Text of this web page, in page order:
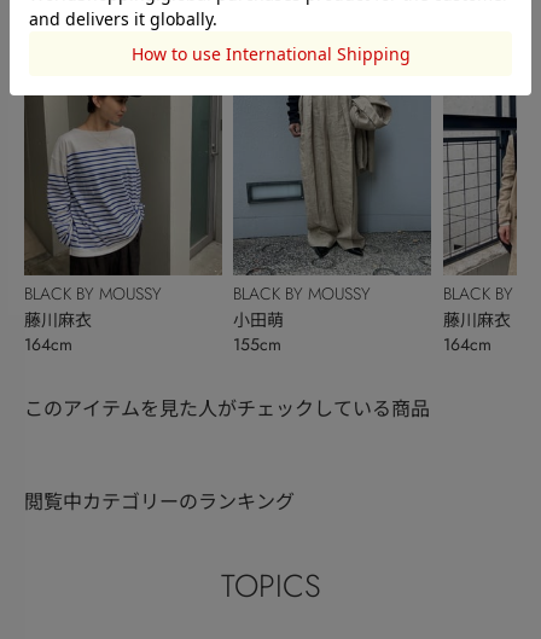
BLACK BY MOUSSY
藤川麻衣
164cm
BLACK BY MOUSSY
小田萌
155cm
BLACK BY
藤川麻衣
164cm
このアイテムを見た人がチェックしている商品
閲覧中カテゴリーのランキング
TOPICS